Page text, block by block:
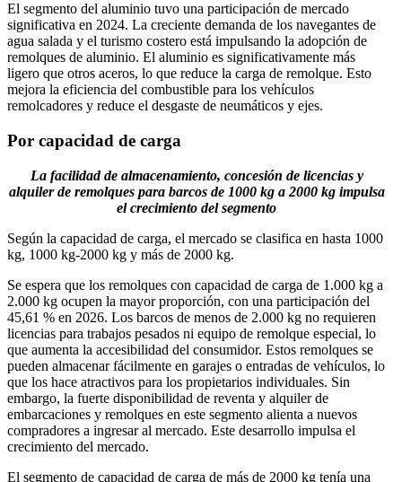
El segmento del aluminio tuvo una participación de mercado
significativa en 2024. La creciente demanda de los navegantes de
agua salada y el turismo costero está impulsando la adopción de
remolques de aluminio. El aluminio es significativamente más
ligero que otros aceros, lo que reduce la carga de remolque. Esto
mejora la eficiencia del combustible para los vehículos
remolcadores y reduce el desgaste de neumáticos y ejes.
Por capacidad de carga
La facilidad de almacenamiento, concesión de licencias y
alquiler de remolques para barcos de 1000 kg a 2000 kg impulsa
el crecimiento del segmento
Según la capacidad de carga, el mercado se clasifica en hasta 1000
kg, 1000 kg-2000 kg y más de 2000 kg.
Se espera que los remolques con capacidad de carga de 1.000 kg a
2.000 kg ocupen la mayor proporción, con una participación del
45,61 % en 2026. Los barcos de menos de 2.000 kg no requieren
licencias para trabajos pesados ​​ni equipo de remolque especial, lo
que aumenta la accesibilidad del consumidor. Estos remolques se
pueden almacenar fácilmente en garajes o entradas de vehículos, lo
que los hace atractivos para los propietarios individuales. Sin
embargo, la fuerte disponibilidad de reventa y alquiler de
embarcaciones y remolques en este segmento alienta a nuevos
compradores a ingresar al mercado. Este desarrollo impulsa el
crecimiento del mercado.
El segmento de capacidad de carga de más de 2000 kg tenía una